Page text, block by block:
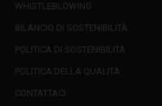
WHISTLEBLOWING
BILANCIO DI SOSTENIBILITÀ
POLITICA DI SOSTENIBILITÀ
POLITICA DELLA QUALITÀ
CONTATTACI